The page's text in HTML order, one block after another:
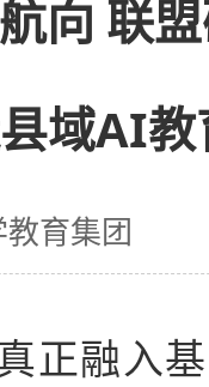
向 联
域AI
育集团
融入基